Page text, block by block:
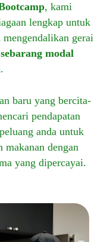
, kami
lengkap untuk
gerai
modal
.
baru yang bercita-
pendapatan
anda untuk
makanan dengan
yang dipercayai.